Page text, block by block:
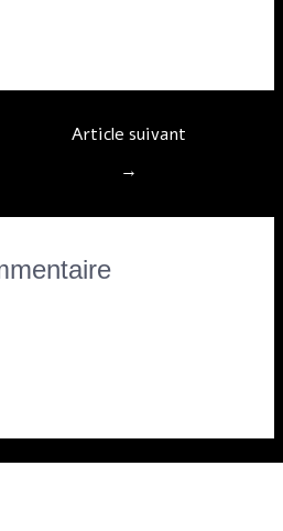
Article suivant
→